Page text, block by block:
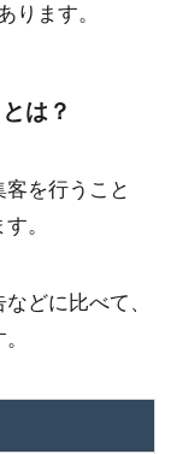
ります。
は？
を行うこと
。
どに比べて、